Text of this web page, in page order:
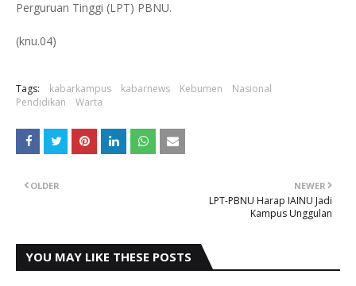
Perguruan Tinggi (LPT) PBNU.
(knu.04)
Tags: kabarkampus kabarnews Kebumen
Nasional
Pendidikan
Warta
NEWER
LPT-PBNU Harap IAINU Jadi
Kampus Unggulan
OLDER
YOU MAY LIKE THESE POSTS